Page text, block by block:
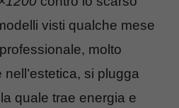
visti qualche mese
molto
si plugga
quale trae energia e